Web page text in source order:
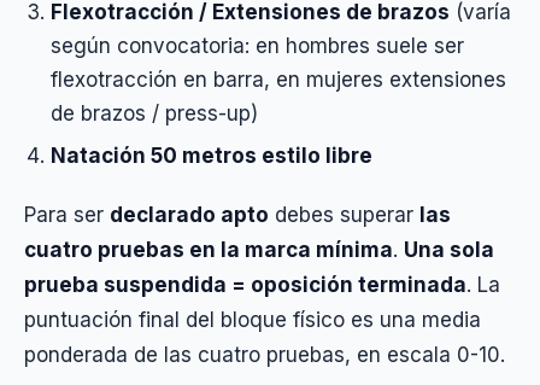
Flexotracción / Extensiones de brazos (varía
según convocatoria: en hombres suele ser
flexotracción en barra, en mujeres extensiones
de brazos / press-up)
Natación 50 metros estilo libre
Para ser declarado apto debes superar las
cuatro pruebas en la marca mínima. Una sola
prueba suspendida = oposición terminada. La
puntuación final del bloque físico es una media
ponderada de las cuatro pruebas, en escala 0-10.